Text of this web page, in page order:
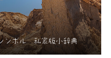
ージ シンボル 私家版小辞典